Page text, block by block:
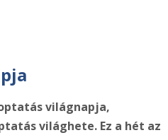
világnapja,
világhete. Ez a hét az